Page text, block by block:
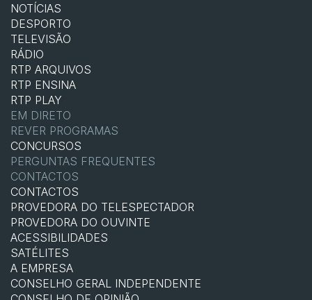
NOTÍCIAS
DESPORTO
TELEVISÃO
RÁDIO
RTP ARQUIVOS
RTP ENSINA
RTP PLAY
EM DIRETO
REVER PROGRAMAS
CONCURSOS
PERGUNTAS FREQUENTES
CONTACTOS
CONTACTOS
PROVEDORA DO TELESPECTADOR
PROVEDORA DO OUVINTE
ACESSIBILIDADES
SATÉLITES
A EMPRESA
CONSELHO GERAL INDEPENDENTE